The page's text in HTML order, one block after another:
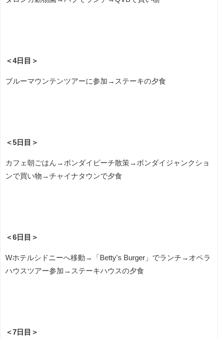
＜4日目＞
ブルーマウンテンツアーに参加→ステーキの夕食
＜5日目＞
カフェ朝ごはん→ボンダイビーチ散策→ボンダイジャンクショ
ンで買い物→チャイナタウンで夕食
＜6日目＞
Wホテルシドニーへ移動→「Betty's Burger」でランチ→オペラ
ハウスツアー参加→ステーキハウスの夕食
＜7日目＞